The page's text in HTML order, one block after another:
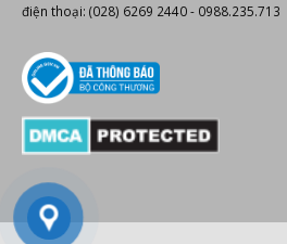
điện thoại: (028) 6269 2440 - 0988.235.713